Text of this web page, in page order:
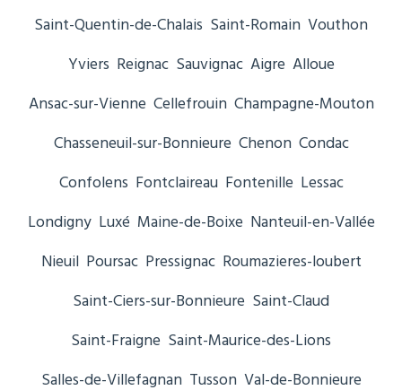
Saint-Quentin-de-Chalais Saint-Romain Vouthon
Yviers Reignac Sauvignac Aigre Alloue
Ansac-sur-Vienne Cellefrouin Champagne-Mouton
Chasseneuil-sur-Bonnieure Chenon Condac
Confolens Fontclaireau Fontenille Lessac
Londigny Luxé Maine-de-Boixe Nanteuil-en-Vallée
Nieuil Poursac Pressignac Roumazieres-loubert
Saint-Ciers-sur-Bonnieure Saint-Claud
Saint-Fraigne Saint-Maurice-des-Lions
Salles-de-Villefagnan Tusson Val-de-Bonnieure